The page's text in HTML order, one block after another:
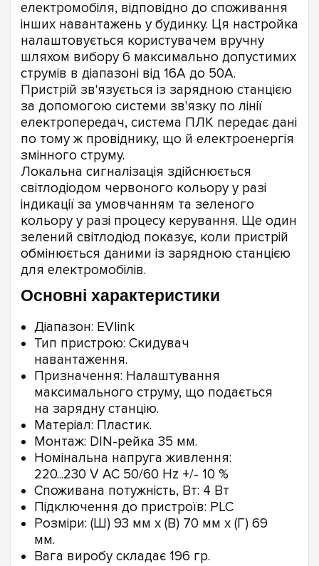
електромобіля, відповідно до споживання
інших навантажень у будинку. Ця настройка
налаштовується користувачем вручну
шляхом вибору 6 максимально допустимих
струмів в діапазоні від 16А до 50А.
Пристрій зв'язується із зарядною станцією
за допомогою системи зв'язку по лінії
електропередач, система ПЛК передає дані
по тому ж провіднику, що й електроенергія
змінного струму.
Локальна сигналізація здійснюється
світлодіодом червоного кольору у разі
індикації за умовчанням та зеленого
кольору у разі процесу керування. Ще один
зелений світлодіод показує, коли пристрій
обмінюється даними із зарядною станцією
для електромобілів.
Основні характеристики
Діапазон: EVlink
Тип пристрою: Скидувач
навантаження.
Призначення: Налаштування
максимального струму, що подається
на зарядну станцію.
Матеріал: Пластик.
Монтаж: DIN-рейка 35 мм.
Номінальна напруга живлення:
220...230 V AC 50/60 Hz +/- 10 %
Споживана потужність, Вт: 4 Вт
Підключення до пристроїв: PLC
Розміри: (Ш) 93 мм x (В) 70 мм x (Г) 69
мм.
Вага виробу складає 196 гр.